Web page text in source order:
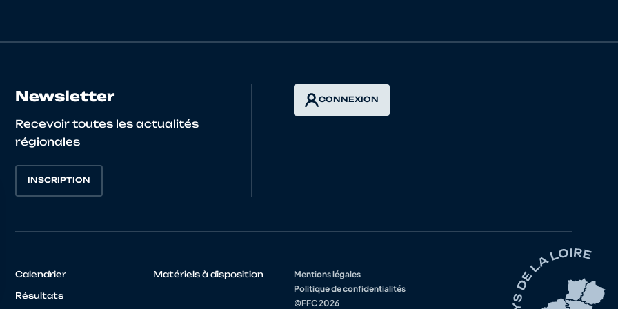
MARTIN BRETAGNE 4322351 - ECOLE VTT DU LIE
BRETAGNE 4322284 - TEAM BIKERS 22
HORVAIS Margot
BRETAGNE
Newsletter
Recevoir toutes les actualités
régionales
INSCRIPTION
CONNEXION
Calendrier Matériels à disposition
Résultats
Mentions légales
Politique de confidentialités
©FFC 2026